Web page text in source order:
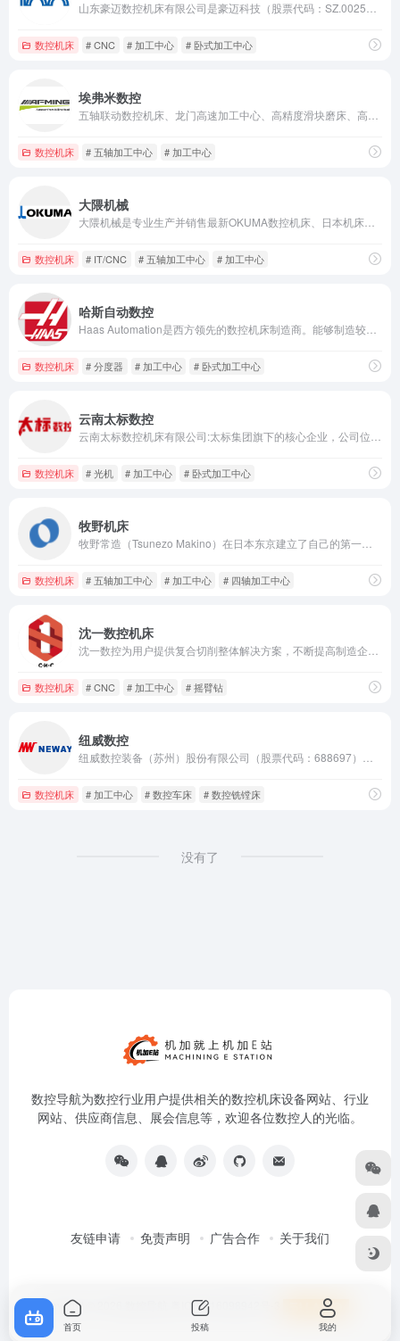
数控机床 # CNC # 加工中心 # 卧式加工中心
埃弗米数控
数控机床 # 五轴加工中心 # 加工中心
大隈机械
数控机床 # IT/CNC # 五轴加工中心 # 加工中心
哈斯自动数控
数控机床 # 分度器 # 加工中心 # 卧式加工中心
云南太标数控
数控机床 # 光机 # 加工中心 # 卧式加工中心
牧野机床
数控机床 # 五轴加工中心 # 加工中心 # 四轴加工中心
沈一数控机床
数控机床 # CNC # 加工中心 # 摇臂钻
纽威数控
数控机床 # 加工中心 # 数控车床 # 数控铣镗床
没有了
数控导航为数控行业用户提供相关的数控机床设备网站、行业
网站、供应商信息、展会信息等，欢迎各位数控人的光临。
友链申请 免责声明 广告合作 关于我们
Copyright © 2026 粤ICP备16098942号-3
首页 投稿 我的